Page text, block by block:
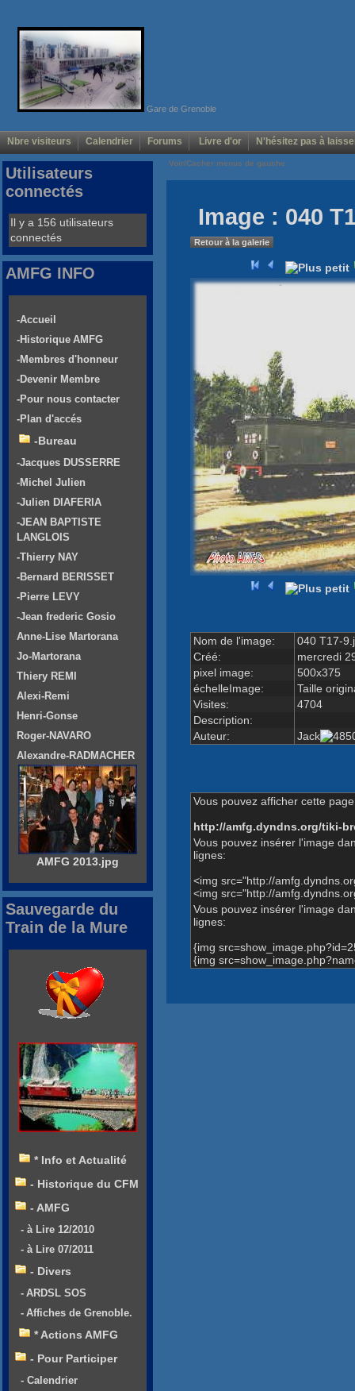
Gare de Grenoble
Nbre visiteurs Calendrier Forums Livre d'or N'hésitez pas à
Voir/Cacher menus de gauche
Image : 040
Retour à la galerie
Nom de l'image:
040 T17-
Créé:
mercredi
pixel image:
500x375
échelleImage:
Taille
Visites:
4704
Description:
Auteur:
Jack
Vous pouvez afficher cette
http://amfg.dyndns.org/tiki-
Vous pouvez insérer l'image
lignes:
<img src="http://
<img src="http://
Vous pouvez insérer l'image
lignes:
{img
{img
Utilisateurs
connectés
Il y a 156 utilisateurs
connectés
AMFG INFO
-Accueil
-Historique AMFG
-Membres d'honneur
-Devenir Membre
-Pour nous contacter
-Plan d'accés
-Bureau
-Jacques DUSSERRE
-Michel Julien
-Julien DIAFERIA
-JEAN BAPTISTE
LANGLOIS
-Thierry NAY
-Bernard BERISSET
-Pierre LEVY
-Jean frederic Gosio
Anne-Lise Martorana
Jo-Martorana
Thiery REMI
Alexi-Remi
Henri-Gonse
Roger-NAVARO
Alexandre-RADMACHER
AMFG 2013.jpg
Sauvegarde du
Train de la Mure
* Info et Actualité
- Historique du CFM
- AMFG
- à Lire 12/2010
- à Lire 07/2011
- Divers
- ARDSL SOS
- Affiches de Grenoble.
* Actions AMFG
- Pour Participer
- Calendrier